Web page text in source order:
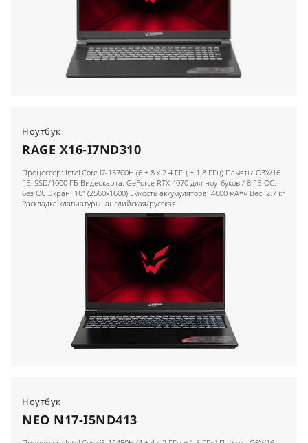
Ноутбук
RAGE X16-I7ND310
Процессор: Intel Core i7-13700H (6 + 8 x 2.4 ГГц + 1.8 ГГц) Память: ОЗУ/16
ГБ, SSD/1000 ГБ Видеокарта: GeForce RTX 4070 для ноутбуков / 8 ГБ ОС:
без ОС Экран: 16" (2560x1600) Емкость аккумулятора: 4600 мА*ч Вес: 2.7 кг
Раскладка клавиатуры: английская/русская
Ноутбук
NEO N17-I5ND413